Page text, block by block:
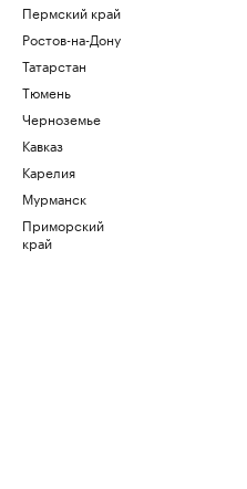
Пермский край
Ростов-на-Дону
Татарстан
Тюмень
Черноземье
Кавказ
Карелия
Мурманск
Приморский
край